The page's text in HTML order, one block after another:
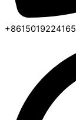
+8615019224165